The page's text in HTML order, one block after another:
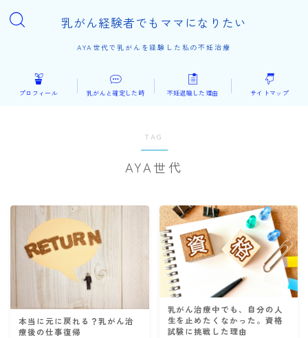
乳がん経験者でもママになりたい
AYA世代で乳がんを経験した私の不妊治療
プロフィール 乳がんと確定した時 不妊退職した理由 サイトマップ
TAG
AYA世代
本当に元に戻れる？乳がん治
療後の仕事復帰
乳がん治療中でも、自分の人
生を止めたくなかった。資格
試験に挑戦した理由